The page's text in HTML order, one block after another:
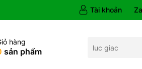
Tài khoản
hàng
sản phẩm